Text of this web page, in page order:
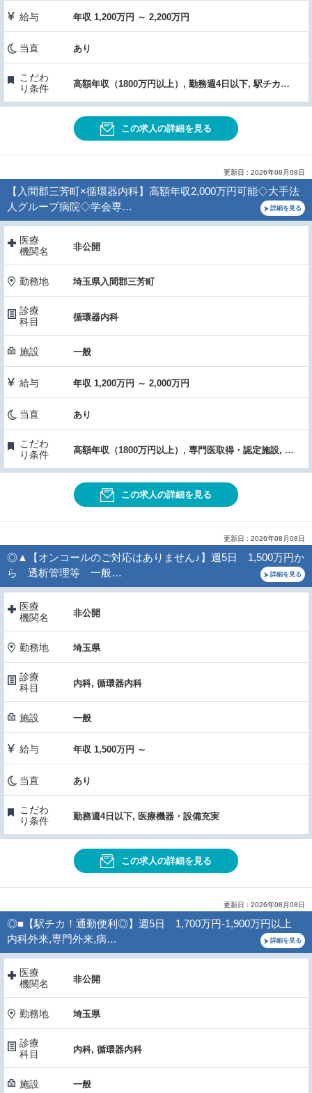
給与 年収 1,200万円 ～ 2,200万円
当直 あり
こだわ
り条件
高額年収（1800万円以上）, 勤務週4日以下, 駅チカ・通勤便利, 託児所あり
この求人の詳細を見る
更新日 : 2026年08月08日
【入間郡三芳町×循環器内科】高額年収2,000万円可能◇大手法
人グループ病院◇学会専…
詳細を見る
医療
機関名
非公開
勤務地 埼玉県入間郡三芳町
診療
科目
循環器内科
施設 一般
給与 年収 1,200万円 ～ 2,000万円
当直 あり
こだわ
り条件
高額年収（1800万円以上）, 専門医取得・認定施設, 症例数・手術件数が多い, 医療機器・設備充実
この求人の詳細を見る
更新日 : 2026年08月08日
◎▲【オンコールのご対応はありません♪】週5日 1,500万円か
ら 透析管理等 一般…
詳細を見る
医療
機関名
非公開
勤務地 埼玉県
診療
科目
内科, 循環器内科
施設 一般
給与 年収 1,500万円 ～
当直 あり
こだわ
り条件
勤務週4日以下, 医療機器・設備充実
この求人の詳細を見る
更新日 : 2026年08月08日
◎■【駅チカ！通勤便利◎】週5日 1,700万円-1,900万円以上
内科外来,専門外来,病…
詳細を見る
医療
機関名
非公開
勤務地 埼玉県
診療
科目
内科, 循環器内科
施設 一般